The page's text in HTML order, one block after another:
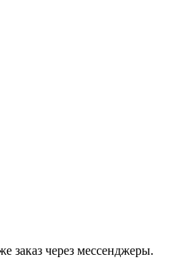
заказ через мессенджеры.